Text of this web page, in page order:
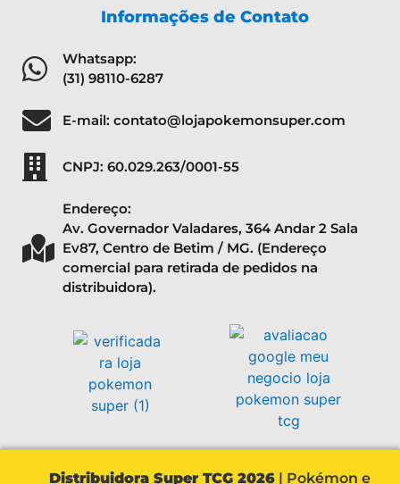
Informações de Contato
Whatsapp:
(31) 98110-6287
E-mail: contato@lojapokemonsuper.com
CNPJ: 60.029.263/0001-55
Endereço:
Av. Governador Valadares, 364 Andar 2 Sala
Ev87, Centro de Betim / MG. (Endereço
comercial para retirada de pedidos na
distribuidora).
Distribuidora Super TCG 2026 | Pokémon e